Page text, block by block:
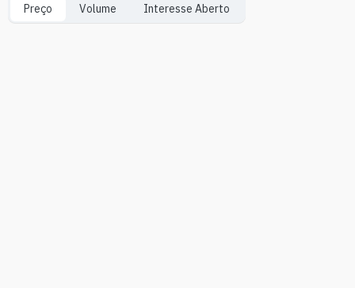
Preço Volume Interesse Aberto